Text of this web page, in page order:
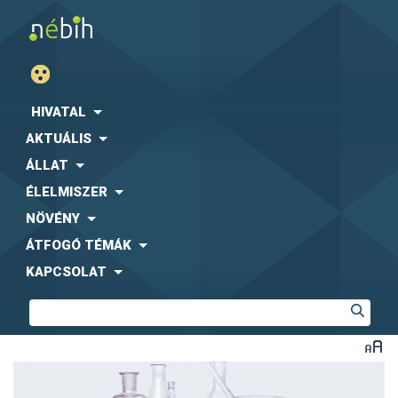
HIVATAL
AKTUÁLIS
ÁLLAT
ÉLELMISZER
NÖVÉNY
ÁTFOGÓ TÉMÁK
KAPCSOLAT